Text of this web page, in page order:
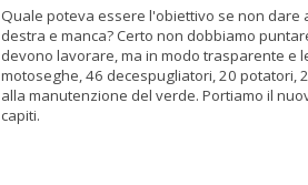
Quale poteva essere l'obiettivo se non dare
destra e manca? Certo non dobbiamo
devono lavorare, ma in modo trasparente e
motoseghe, 46 decespugliatori, 20 potatori,
alla manutenzione del verde. Portiamo il
capiti.